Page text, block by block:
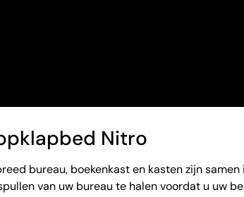
Nitro
bureau, boekenkast en kasten zijn
van uw bureau te halen voordat u uw